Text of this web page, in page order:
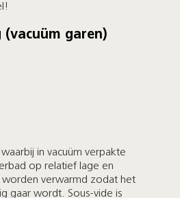
(vacuüm garen)
in vacuüm verpakte
op relatief lage en
verwarmd zodat het
gaar wordt. Sous-vide is